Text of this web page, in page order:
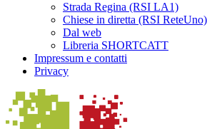
Strada Regina (RSI LA1)
Chiese in diretta (RSI ReteUno)
Dal web
Libreria SHORTCATT
Impressum e contatti
Privacy